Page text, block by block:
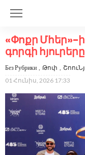
«Փոքր Մհեր»-
գորգի հյուրերը
Без Рубрики Թոփ
01 Հունիս, 2026 17:33